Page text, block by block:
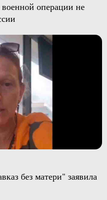
операции не
без матери" заявила